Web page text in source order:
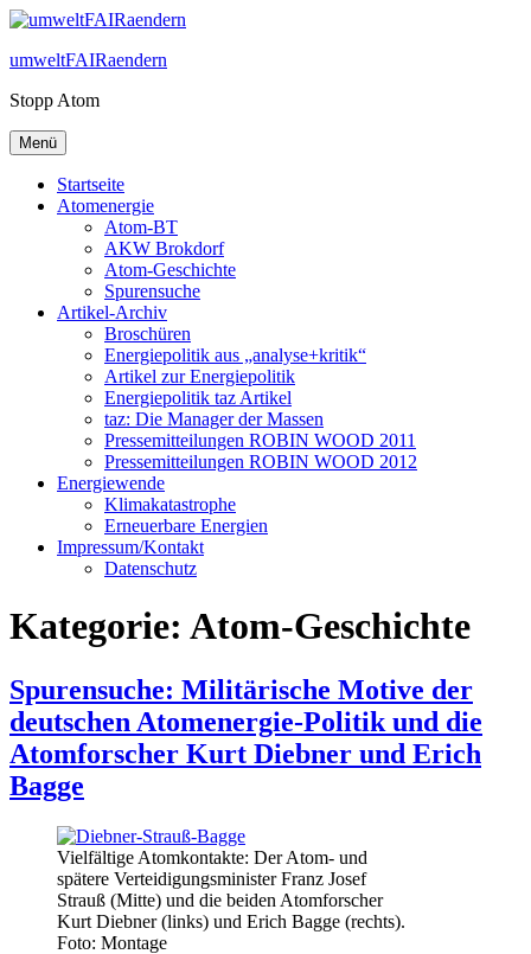
Zum
springen
umweltFAIRaendern
Stopp Atom
Menü
Startseite
Atomenergie
Atom-BT
AKW Brokdorf
Atom-Geschichte
Spurensuche
Artikel-Archiv
Broschüren
Energiepolitik aus „analyse+kritik“
Artikel zur Energiepolitik
Energiepolitik taz Artikel
taz: Die Manager der Massen
Pressemitteilungen ROBIN WOOD 2011
Pressemitteilungen ROBIN WOOD 2012
Energiewende
Klimakatastrophe
Erneuerbare Energien
Impressum/Kontakt
Datenschutz
Kategorie: Atom-Geschichte
Spurensuche: Militärische Motive der
deutschen Atomenergie-Politik und die
Atomforscher Kurt Diebner und Erich
Bagge
Vielfältige Atomkontakte: Der Atom- und
spätere Verteidigungsminister Franz Josef
Strauß (Mitte) und die beiden Atomforscher
Kurt Diebner (links) und Erich Bagge (rechts).
Foto: Montage